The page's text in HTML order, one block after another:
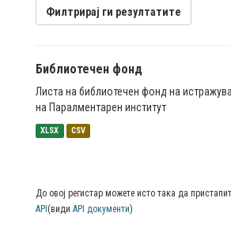
Филтрирај ги резултатите
Библиотечен фонд
Листа на библиотечен фонд на
на Паралментарен институт
XLSX CSV
До овој регистар можете исто така да
API (види API документи)